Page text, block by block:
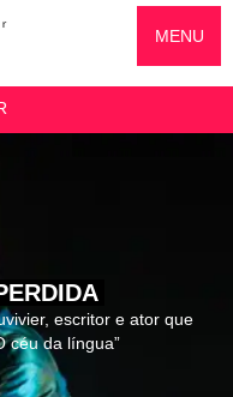
MENU
escritor e ator que
céu da língua”